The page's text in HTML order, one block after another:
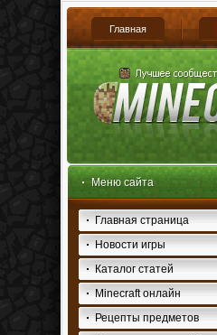
Главная
Меню сайта
Главная страница
Новости игры
Каталог статей
Minecraft онлайн
Рецепты предметов